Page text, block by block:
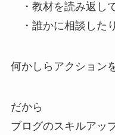
・教材を読み返し
・誰かに相談したり
何かしらアクション
だから
ブログのスキルアッ